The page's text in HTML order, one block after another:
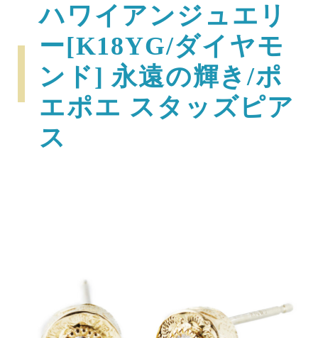
ハワイアンジュエリ
ー[K18YG/ダイヤモ
ンド] 永遠の輝き/ポ
エポエ スタッズピア
ス